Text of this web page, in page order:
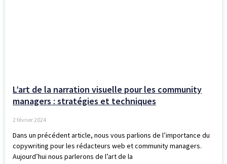
L’art de la narration visuelle pour les community
managers : stratégies et techniques
2 février 2024
Dans un précédent article, nous vous parlions de l’importance du
copywriting pour les rédacteurs web et community managers.
Aujourd’hui nous parlerons de l’art de la